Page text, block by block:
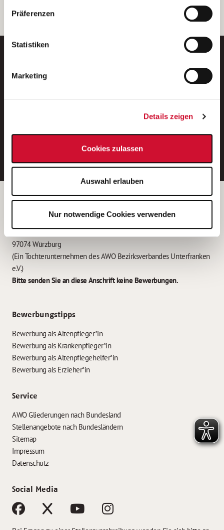
Ihre Einwilligung selbstverständlich jederzeit widerrufen,
indem Sie die Cookie-Einstellungen aufrufen und diese
unserer
Präferenzen
Statistiken
Marketing
Details zeigen
Cookies zulassen
Auswahl erlauben
Nur notwendige Cookies verwenden
E-Mail-Adresse eintragen
Betreiber der Webseite
Garitz Bewirtschaftungsbetriebe GmbH
Kantstraße 45a
97074 Würzburg
(Ein Tochterunternehmen des AWO Bezirksverbandes Unterfranken
e.V.)
Bitte senden Sie an diese Anschrift keine Bewerbungen.
Bewerbungstipps
Bewerbung als Altenpfleger*in
Bewerbung als Krankenpfleger*in
Bewerbung als Altenpflegehelfer*in
Bewerbung als Erzieher*in
Service
AWO Gliederungen nach Bundesland
Stellenangebote nach Bundesländern
Sitemap
Impressum
Datenschutz
Social Media